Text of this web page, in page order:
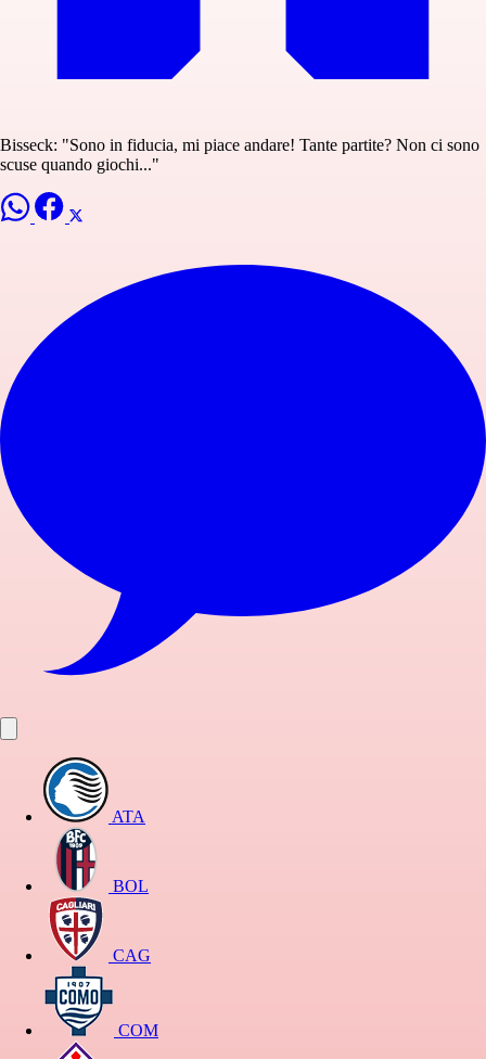
Bisseck: "Sono in fiducia, mi piace andare! Tante partite? Non ci sono
scuse quando giochi..."
ATA
BOL
CAG
COM